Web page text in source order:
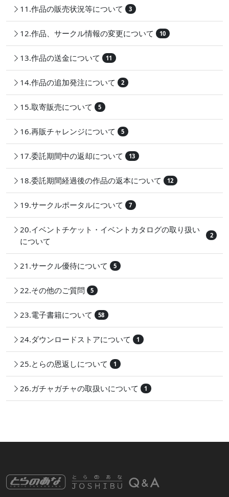
11.作品の販売状況等について 3
12.作品、サークル情報の変更について 10
13.作品の送金について 11
14.作品の追加発注について 2
15.取寄販売について 5
16.再販チャレンジについて 5
17.委託期間中の返却について 13
18.委託期間経過後の作品の返本について 12
19.サークルポータルについて 7
20.イベントチケット・イベントカタログの取り扱い
について
2
21.サークル優待について 5
22.その他のご質問 5
23.電子書籍について 58
24.ダウンロードストアについて 1
25.とらの恩返しについて 1
26.ガチャガチャの取扱いについて 1